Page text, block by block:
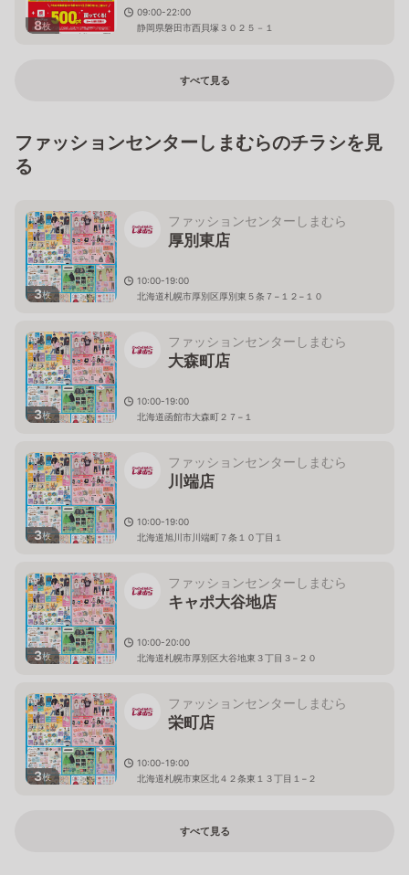
8枚
09:00-22:00
静岡県磐田市西貝塚３０２５－１
すべて見る
ファッションセンターしまむらのチラシを見
る
3枚
ファッションセンターしまむら
厚別東店
10:00-19:00
北海道札幌市厚別区厚別東５条７−１２−１０
3枚
ファッションセンターしまむら
大森町店
10:00-19:00
北海道函館市大森町２７−１
3枚
ファッションセンターしまむら
川端店
10:00-19:00
北海道旭川市川端町７条１０丁目１
3枚
ファッションセンターしまむら
キャポ大谷地店
10:00-20:00
北海道札幌市厚別区大谷地東３丁目３−２０
3枚
ファッションセンターしまむら
栄町店
10:00-19:00
北海道札幌市東区北４２条東１３丁目１−２
すべて見る